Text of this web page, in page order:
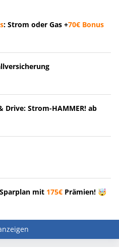
: Strom oder Gas +70€ Bonus
Drive: Strom-HAMMER! ab
mit 175€ Prämien! 🤯